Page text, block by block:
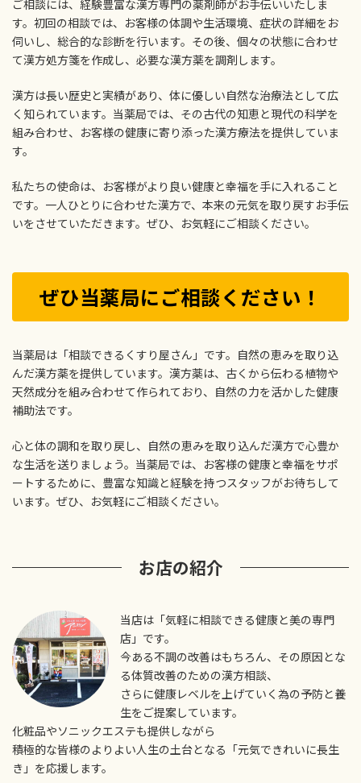
ご相談には、経験豊富な漢方専門の薬剤師がお手伝いいたしま
す。初回の相談では、お客様の体調や生活環境、症状の詳細をお
伺いし、総合的な診断を行います。その後、個々の状態に合わせ
て漢方処方箋を作成し、必要な漢方薬を調剤します。
漢方は長い歴史と実績があり、体に優しい自然な治療法として広
く知られています。当薬局では、その古代の知恵と現代の科学を
組み合わせ、お客様の健康に寄り添った漢方療法を提供していま
す。
私たちの使命は、お客様がより良い健康と幸福を手に入れること
です。一人ひとりに合わせた漢方で、本来の元気を取り戻すお手伝
いをさせていただきます。ぜひ、お気軽にご相談ください。
ぜひ当薬局にご相談ください！
当薬局は「相談できるくすり屋さん」です。自然の恵みを取り込
んだ漢方薬を提供しています。漢方薬は、古くから伝わる植物や
天然成分を組み合わせて作られており、自然の力を活かした健康
補助法です。
心と体の調和を取り戻し、自然の恵みを取り込んだ漢方で心豊か
な生活を送りましょう。当薬局では、お客様の健康と幸福をサポ
ートするために、豊富な知識と経験を持つスタッフがお待ちして
います。ぜひ、お気軽にご相談ください。
お店の紹介
当店は「気軽に相談できる健康と美の専門
店」です。
今ある不調の改善はもちろん、その原因とな
る体質改善のための漢方相談、
さらに健康レベルを上げていく為の予防と養
生をご提案しています。
化粧品やソニックエステも提供しながら
積極的な皆様のよりよい人生の土台となる「元気できれいに長生
き」を応援します。